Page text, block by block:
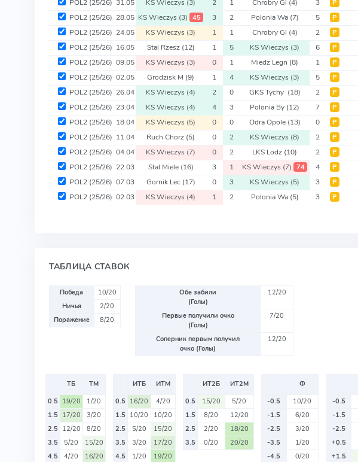
POL2 (25/26) 31.05 KS Wieczys (3) 2 1 Chrobry Gl (4) 3 Р
POL2 (25/26) 28.05 KS Wieczys (3) 45 3 2 Polonia Wa (7) 5 Р
POL2 (25/26) 24.05 KS Wieczys (3) 1 1 Chrobry Gl (4) 2 Р
POL2 (25/26) 16.05 Stal Rzesz (12) 1 5 KS Wieczys (3) 6 Р
POL2 (25/26) 09.05 KS Wieczys (3) 0 1 Miedz Legn (8) 1 Р
POL2 (25/26) 02.05 Grodzisk M (9) 1 4 KS Wieczys (3) 5 Р
POL2 (25/26) 26.04 KS Wieczys (4) 2 0 GKS Tychy (18) 2 Р
POL2 (25/26) 23.04 KS Wieczys (4) 4 3 Polonia By (12) 7 Р
POL2 (25/26) 18.04 KS Wieczys (5) 0 0 Odra Opole (13) 0 Р
POL2 (25/26) 11.04 Ruch Chorz (5) 0 2 KS Wieczys (8) 2 Р
POL2 (25/26) 04.04 KS Wieczys (7) 0 2 LKS Lodz (10) 2 Р
POL2 (25/26) 22.03 Stal Miele (16) 3 1 KS Wieczys (7) 74 4 Р
POL2 (25/26) 07.03 Gornik Lec (17) 0 3 KS Wieczys (5) 3 Р
POL2 (25/26) 02.03 KS Wieczys (4) 1 2 Polonia Wa (5) 3 Р
ТАБЛИЦА СТАВОК
Победа
10/20
Ничья
2/20
Поражение
8/20
Обе забили
(Голы)
12/20
Первые получили очко
(Голы)
7/20
Соперник первым получил
очко (Голы)
12/20
ТБ
ТМ
0.5 19/20
1/20
1.5 17/20
3/20
2.5 12/20
8/20
3.5
5/20
15/20
4.5
4/20
16/20
ИТБ
ИТМ
0.5 16/20
4/20
1.5 10/20
10/20
2.5
5/20
15/20
3.5
3/20
17/20
4.5
1/20
19/20
ИТ2Б
ИТ2М
0.5
15/20
5/20
1.5
8/20
12/20
2.5
2/20
18/20
3.5
0/20 20/20
Ф
-0.5
10/20
-1.5
6/20
-2.5
3/20
-3.5
1/20
-4.5
0/20
-0.5
-1.5
-2.5
+0.5
+1.5